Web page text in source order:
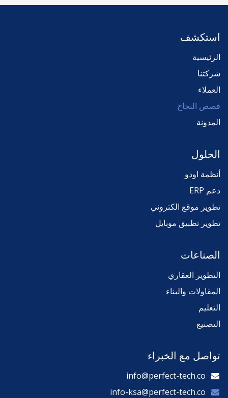
استكشف
الرئيسية
شركتنا
العملاء
قصص النجاح
المدونة
الحلول
أنظمة اودو
دعم ERP
تطوير موقع الكتروني
تطوير تطبيق موبايل
الصناعات
التطوير العقاري
المقاولات والبناء
التعليم
التصنيع
تواصل مع الخبراء
info@perfect-tech.co
info-ksa@perfect-tech.co